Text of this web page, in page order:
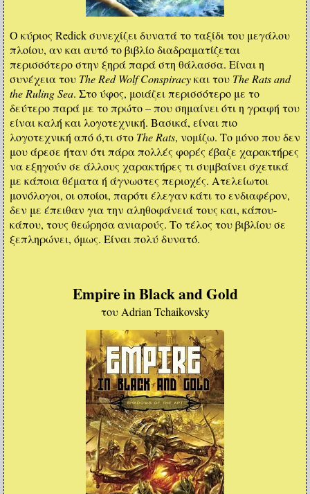
Ο κύριος Redick συνεχίζει δυνατά το ταξίδι του μεγάλου
πλοίου, αν και αυτό το βιβλίο διαδραματίζεται
περισσότερο στην ξηρά παρά στη θάλασσα. Είναι η
συνέχεια του The Red Wolf Conspiracyκαι του The Rats and
the Ruling Sea. Στο ύφος, μοιάζει περισσότερο με το
δεύτερο παρά με το πρώτο – που σημαίνει ότι η γραφή του
είναι καλή και λογοτεχνική. Βασικά, είναι πιο
λογοτεχνική από ό,τι στο The Rats, νομίζω. Το μόνο που δεν
μου άρεσε ήταν ότι πάρα πολλές φορές έβαζε χαρακτήρες
να εξηγούν σε άλλους χαρακτήρες τι συμβαίνει σχετικά
με κάποια θέματα ή άγνωστες περιοχές. Ατελείωτοι
μονόλογοι, οι οποίοι, παρότι έλεγαν κάτι το ενδιαφέρον,
δεν με έπειθαν για την αληθοφάνειά τους και, κάπου-
κάπου, τους θεώρησα ανιαρούς. Το τέλος του βιβλίου σε
ξεπληρώνει, όμως. Είναι πολύ δυνατό.
Empire in Black and Gold
του Adrian Tchaikovsky